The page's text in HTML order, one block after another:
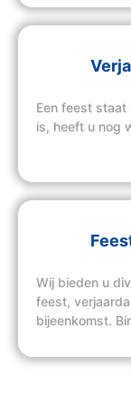
Een feest staat
is, heeft u nog
Wij bieden u
feest,
bijeenkomst.